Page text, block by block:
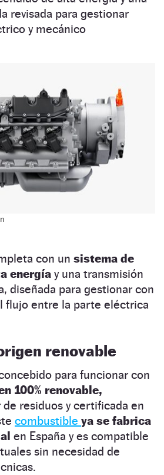
revisada para gestionar
y mecánico
con un sistema de
energía y una transmisión
diseñada para gestionar con
flujo entre la parte eléctrica
renovable
para funcionar con
100% renovable,
residuos y certificada en
combustible ya se fabrica
en España y es compatible
sin necesidad de